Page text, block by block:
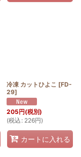
冷凍 カットひよこ [FD-
29]
205円(税別)
(税込 : 226円)
カートに入れる